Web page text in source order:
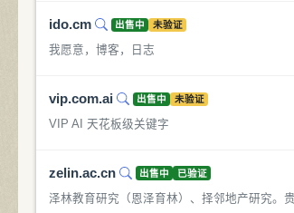
ido.cm 出售中 未验证
我愿意，博客，日志
vip.com.ai 出售中 未验证
VIP AI 天花板级关键字
zelin.ac.cn 出售中 已验证
泽林教育研究（恩泽育林）、择邻地产研究。